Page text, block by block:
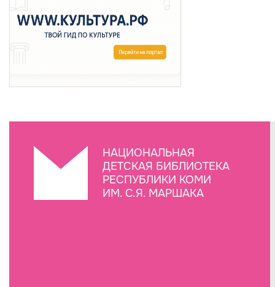
НАЦИОНАЛЬНАЯ
ДЕТСКАЯ БИБЛИОТЕКА
РЕСПУБЛИКИ КОМИ
ИМ. С.Я. МАРШАКА